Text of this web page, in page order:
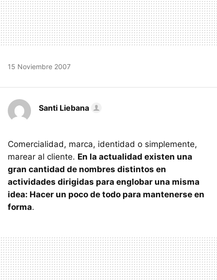
15 Noviembre 2007
Santi Liebana
Comercialidad, marca, identidad o simplemente,
marear al cliente. En la actualidad existen una
gran cantidad de nombres distintos en
actividades dirigidas para englobar una misma
idea: Hacer un poco de todo para mantenerse en
forma.